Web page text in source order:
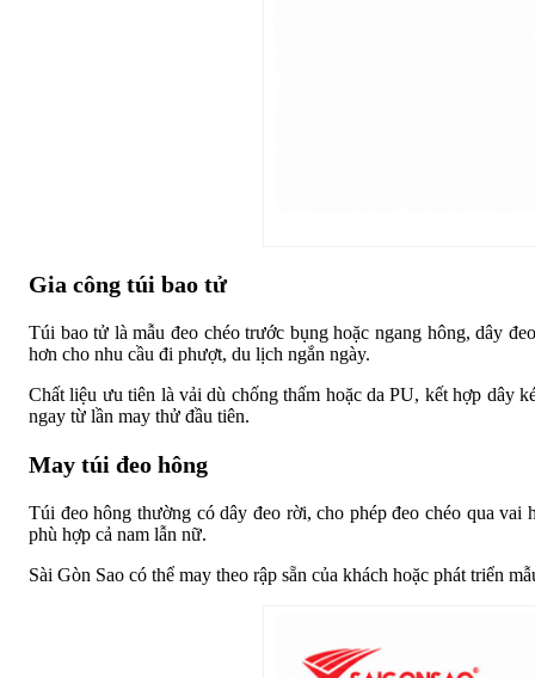
Gia công túi bao tử
Túi bao tử là mẫu đeo chéo trước bụng hoặc ngang hông, dây
hơn cho nhu cầu đi phượt, du lịch ngắn ngày.
Chất liệu ưu tiên là vải dù chống thấm hoặc da PU, kết hợp
ngay từ lần may thử đầu tiên.
May túi đeo hông
Túi đeo hông thường có dây đeo rời, cho phép đeo chéo qua
phù hợp cả nam lẫn nữ.
Sài Gòn Sao có thể may theo rập sẵn của khách hoặc phát triển